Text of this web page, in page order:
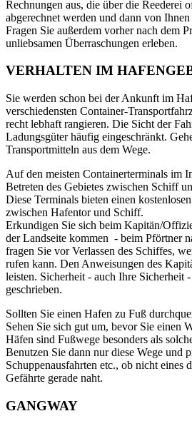
Rechnungen aus, die über die Reederei
abgerechnet werden und dann von
Fragen Sie außerdem vorher nach dem
unliebsamen Überraschungen erleben.
VERHALTEN IM
Sie werden schon bei der Ankunft im
verschiedensten Container-
recht lebhaft rangieren. Die Sicht der
Ladungsgüter häufig eingeschränkt.
Transportmitteln aus dem Wege.
Auf den meisten Containerterminals im
Betreten des Gebietes zwischen Schiff
Diese Terminals bieten einen
zwischen Hafentor und Schiff.
Erkundigen Sie sich beim Kapitän/
der Landseite kommen - beim Pförtner
fragen Sie vor Verlassen des Schiffes,
rufen kann. Den Anweisungen des
leisten. Sicherheit - auch Ihre Sicherheit
geschrieben.
Sollten Sie einen Hafen zu Fuß
Sehen Sie sich gut um, bevor Sie einen
Häfen sind Fußwege besonders als
Benutzen Sie dann nur diese Wege und
Schuppenausfahrten etc., ob nicht eines
Gefährte gerade naht.
GANGWAY